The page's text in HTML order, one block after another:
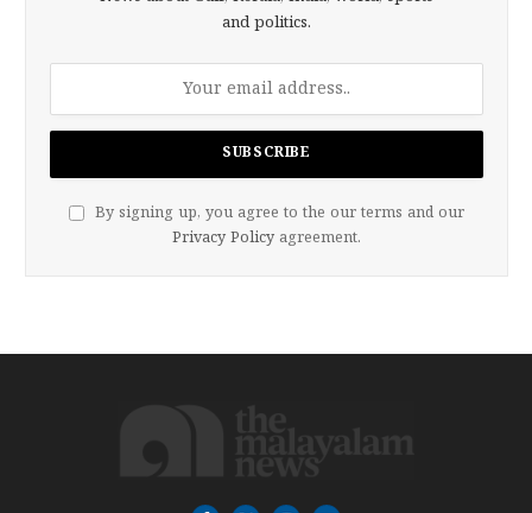
and politics.
By signing up, you agree to the our terms and our
Privacy Policy agreement.